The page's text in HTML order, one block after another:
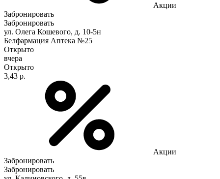
Акции
Забронировать
Забронировать
ул. Олега Кошевого, д. 10-5н
Белфармация Аптека №25
Открыто
вчера
Открыто
3,43 р.
Акции
Забронировать
Забронировать